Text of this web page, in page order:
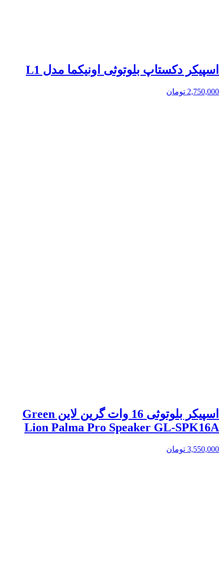
اسپیکر دکستاپ بلوتوثی اونیکما مدل L1
2,750,000 تومان
اسپیکر بلوتوثی 16 وات گرین لاین Green
Lion Palma Pro Speaker GL-SPK16A
3,550,000 تومان